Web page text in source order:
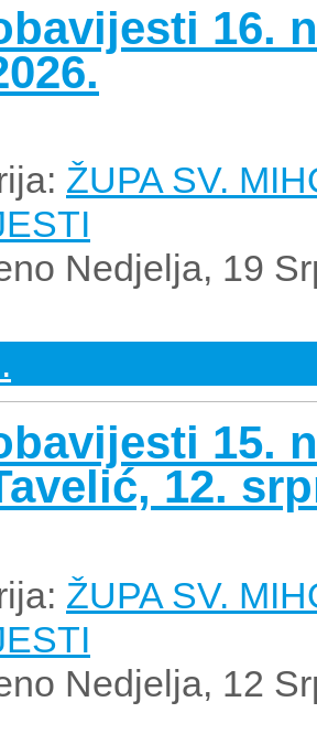
16.
ŽUPA SV.
Nedjelja, 19
15.
12.
ŽUPA SV.
Nedjelja, 12